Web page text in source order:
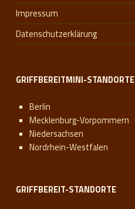
Impressum
Datenschutzerklärung
GRIFFBEREITMINI-STANDORTE
Berlin
Mecklenburg-Vorpommern
Niedersachsen
Nordrhein-Westfalen
GRIFFBEREIT-STANDORTE